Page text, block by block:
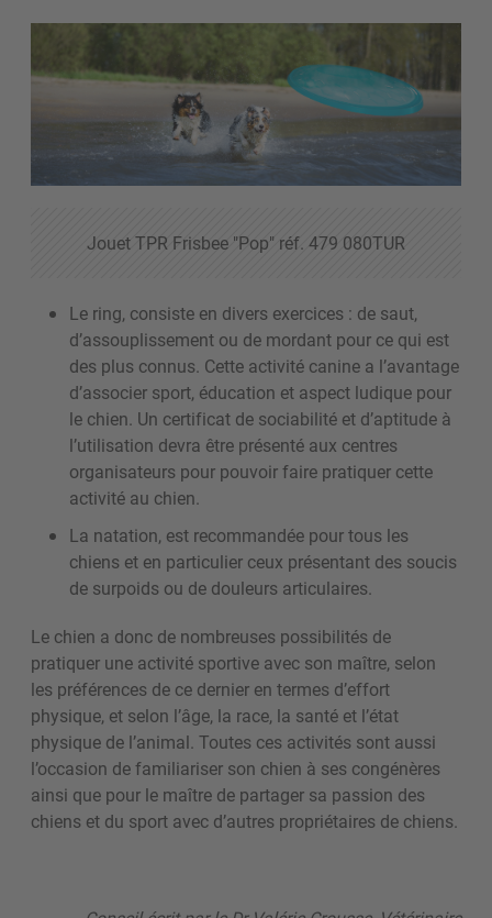
Jouet TPR Frisbee "Pop" réf. 479 080TUR
Le ring, consiste en divers exercices : de saut,
d’assouplissement ou de mordant pour ce qui est
des plus connus. Cette activité canine a l’avantage
d’associer sport, éducation et aspect ludique pour
le chien. Un certificat de sociabilité et d’aptitude à
l’utilisation devra être présenté aux centres
organisateurs pour pouvoir faire pratiquer cette
activité au chien.
La natation, est recommandée pour tous les
chiens et en particulier ceux présentant des soucis
de surpoids ou de douleurs articulaires.
Le chien a donc de nombreuses possibilités de
pratiquer une activité sportive avec son maître, selon
les préférences de ce dernier en termes d’effort
physique, et selon l’âge, la race, la santé et l’état
physique de l’animal. Toutes ces activités sont aussi
l’occasion de familiariser son chien à ses congénères
ainsi que pour le maître de partager sa passion des
chiens et du sport avec d’autres propriétaires de chiens.